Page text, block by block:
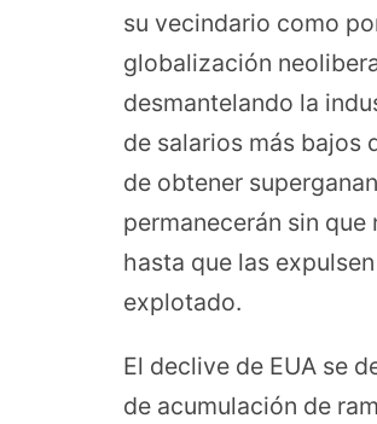
su vecindario como
globalización
desmantelando la
de salarios más bajos
de obtener
permanecerán sin
hasta que las
explotado.
El declive de EUA se
de acumulación de